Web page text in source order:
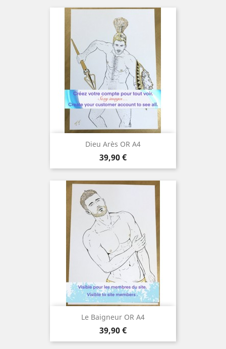
Dieu Arès OR A4
Prix
39,90 €
Le Baigneur OR A4
Prix
39,90 €